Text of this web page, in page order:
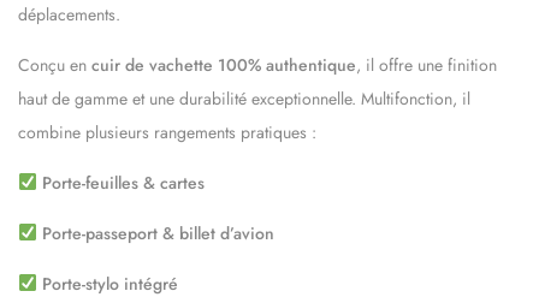
déplacements.
Conçu en cuir de vachette 100% authentique, il offre une finition
haut de gamme et une durabilité exceptionnelle. Multifonction, il
combine plusieurs rangements pratiques :
Porte-feuilles & cartes
Porte-passeport & billet d’avion
Porte-stylo intégré